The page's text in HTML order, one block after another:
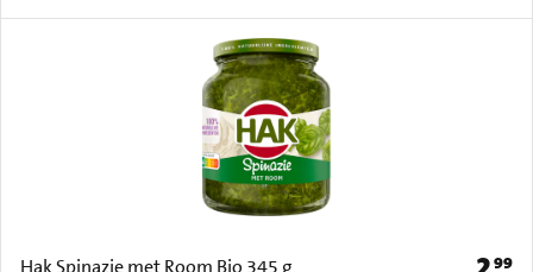
Hak Spinazie met Room Bio 345 g Prijs:
99